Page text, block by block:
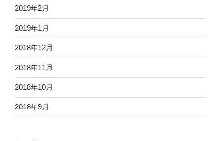
2019年2月
2019年1月
2018年12月
2018年11月
2018年10月
2018年9月